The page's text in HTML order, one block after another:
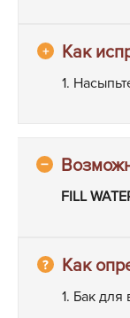
1.
FILL
1. Бак для